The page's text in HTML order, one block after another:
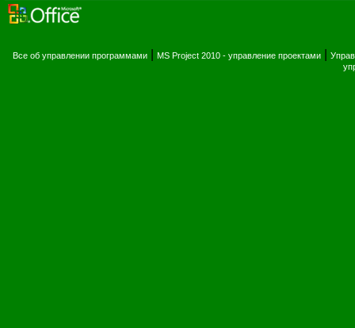
Все об управлении программами MS Project 2010 - управление проектами